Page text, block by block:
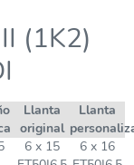
(1K2)
Llanta
original
Llanta
6 x 15
6 x 16